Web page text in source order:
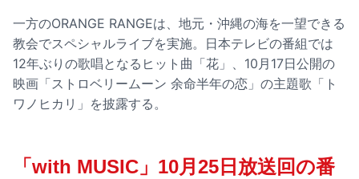
一方のORANGE RANGEは、地元・沖縄の海を一望できる
教会でスペシャルライブを実施。日本テレビの番組では
12年ぶりの歌唱となるヒット曲「花」、10月17日公開の
映画「ストロベリームーン 余命半年の恋」の主題歌「ト
ワノヒカリ」を披露する。
「with MUSIC」10月25日放送回の番